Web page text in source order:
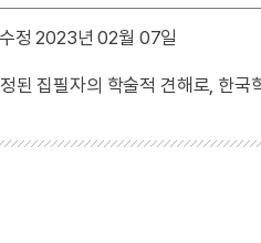
정 2023년 02월 07일
된 집필자의 학술적 견해로, 한